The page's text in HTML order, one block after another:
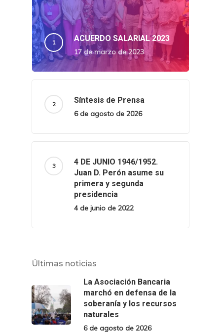
ACUERDO SALARIAL 2023
17 de marzo de 2023
Síntesis de Prensa
6 de agosto de 2026
4 DE JUNIO 1946/1952.
Juan D. Perón asume su
primera y segunda
presidencia
4 de junio de 2022
Últimas noticias
La Asociación Bancaria
marchó en defensa de la
soberanía y los recursos
naturales
6 de agosto de 2026